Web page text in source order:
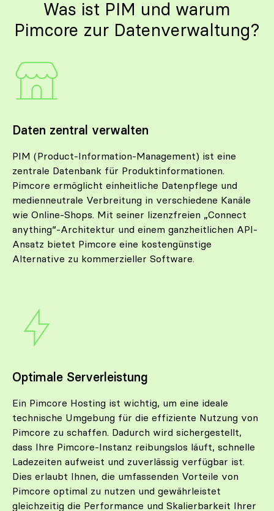
Was ist PIM und warum
Pimcore zur Daten­­ver­­waltung?
Daten zentral verwalten
PIM (Product-Information-Management) ist eine
zentrale Datenbank für Produktinformationen.
Pimcore ermöglicht einheitliche Datenpflege und
medienneutrale Verbreitung in verschiedene Kanäle
wie Online-Shops. Mit seiner lizenzfreien „Connect
anything“-Architektur und einem ganzheitlichen API-
Ansatz bietet Pimcore eine kostengünstige
Alternative zu kommerzieller Software.
Optimale Serverleistung
Ein Pimcore Hosting ist wichtig, um eine ideale
technische Umgebung für die effiziente Nutzung von
Pimcore zu schaffen. Dadurch wird sichergestellt,
dass Ihre Pimcore-Instanz reibungslos läuft, schnelle
Ladezeiten aufweist und zuverlässig verfügbar ist.
Dies erlaubt Ihnen, die umfassenden Vorteile von
Pimcore optimal zu nutzen und gewährleistet
gleichzeitig die Performance und Skalierbarkeit Ihrer